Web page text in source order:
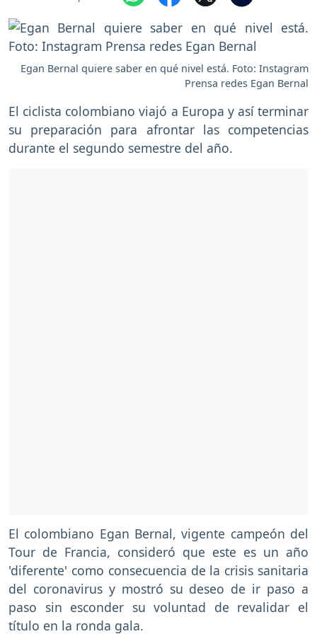
Egan Bernal quiere saber en qué nivel está. Foto: Instagram
Prensa redes Egan Bernal
El ciclista colombiano viajó a Europa y así terminar
su preparación para afrontar las competencias
durante el segundo semestre del año.
El colombiano Egan Bernal, vigente campeón del
Tour de Francia, consideró que este es un año
'diferente' como consecuencia de la crisis sanitaria
del coronavirus y mostró su deseo de ir paso a
paso sin esconder su voluntad de revalidar el
título en la ronda gala.